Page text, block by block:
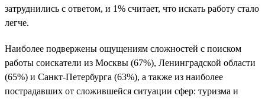
затруднились с ответом, и 1% считает, что искать работу стало
легче.
Наиболее подвержены ощущениям сложностей с поиском
работы соискатели из Москвы (67%), Ленинградской области
(65%) и Санкт-Петербурга (63%), а также из наиболее
пострадавших от сложившейся ситуации сфер: туризма и